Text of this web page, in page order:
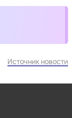
Источник новости